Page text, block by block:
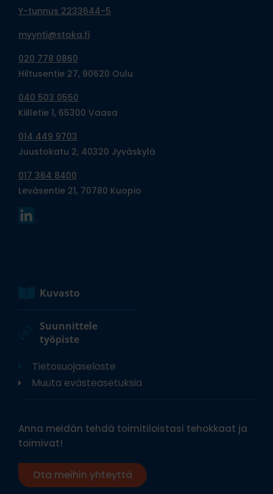
Y-tunnus 2233644-5
myynti@stoka.fi
020 778 0860
Hiltusentie 27, 90620 Oulu
040 503 0550
Kiilletie 1, 65300 Vaasa
014 449 9703
Juustokatu 2, 40320 Jyväskylä
017 364 8400
Leväsentie 21, 70780 Kuopio
Kuvasto
Suunnittele
työpiste
Tietosuojaseloste
Muuta evästeasetuksia
Anna meidän tehdä toimitiloistasi tehokkaat ja
toimivat!
Ota meihin yhteyttä